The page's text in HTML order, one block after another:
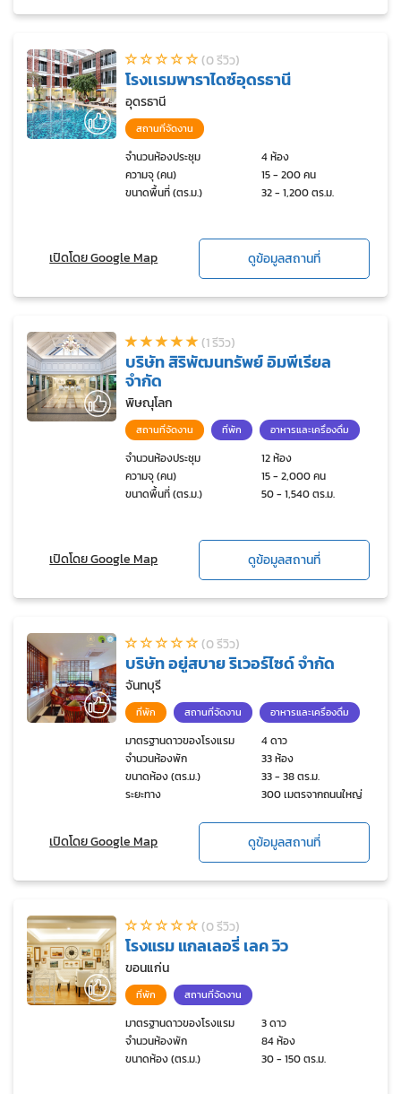
(0 รีวิว)
โรงเเรมพาราไดซ์อุดรธานี
อุดรธานี
สถานที่จัดงาน
จำนวนห้องประชุม
4 ห้อง
ความจุ (คน)
15 - 200 คน
ขนาดพื้นที่ (ตร.ม.)
32 - 1,200 ตร.ม.
เปิดโดย Google Map ดูข้อมูลสถานที่
(1 รีวิว)
บริษัท สิริพัฒนทรัพย์ อิมพีเรียล
จำกัด
พิษณุโลก
สถานที่จัดงาน ที่พัก อาหารและเครื่องดื่ม
จำนวนห้องประชุม
12 ห้อง
ความจุ (คน)
15 - 2,000 คน
ขนาดพื้นที่ (ตร.ม.)
50 - 1,540 ตร.ม.
เปิดโดย Google Map ดูข้อมูลสถานที่
(0 รีวิว)
บริษัท อยู่สบาย ริเวอร์ไซด์ จำกัด
จันทบุรี
ที่พัก สถานที่จัดงาน อาหารและเครื่องดื่ม
มาตรฐานดาวของโรงแรม
4 ดาว
จำนวนห้องพัก
33 ห้อง
ขนาดห้อง (ตร.ม.)
33 - 38 ตร.ม.
ระยะทาง
300 เมตรจากถนนใหญ่
เปิดโดย Google Map ดูข้อมูลสถานที่
(0 รีวิว)
โรงแรม แกลเลอรี่ เลค วิว
ขอนแก่น
ที่พัก สถานที่จัดงาน
มาตรฐานดาวของโรงแรม
3 ดาว
จำนวนห้องพัก
84 ห้อง
ขนาดห้อง (ตร.ม.)
30 - 150 ตร.ม.